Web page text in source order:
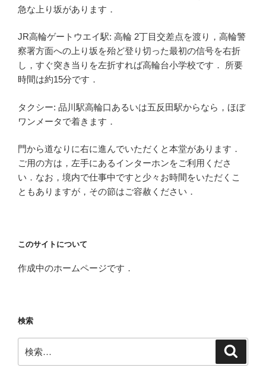
急な上り坂があります．
JR高輪ゲートウエイ駅: 高輪 2丁目交差点を渡り，高輪警
察署方面への上り坂を殆ど登り切った最初の信号を右折
し，すぐ突き当りを左折すれば高輪台小学校です． 所要
時間は約15分です．
タクシー: 品川駅高輪口あるいは五反田駅からなら，ほぼ
ワンメータで着きます．
門から道なりに右に進んでいただくと本堂があります．
ご用の方は，左手にあるインターホンをご利用くださ
い．なお，境内で仕事中ですと少々お時間をいただくこ
ともありますが，その節はご容赦ください．
このサイトについて
作成中のホームページです．
検索
索: